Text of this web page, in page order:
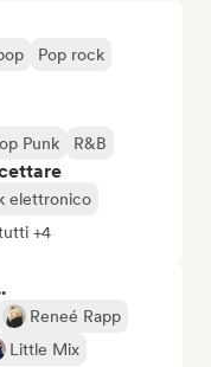
Pop rock
Punk R&B
elettronico
+4
Reneé Rapp
Little Mix